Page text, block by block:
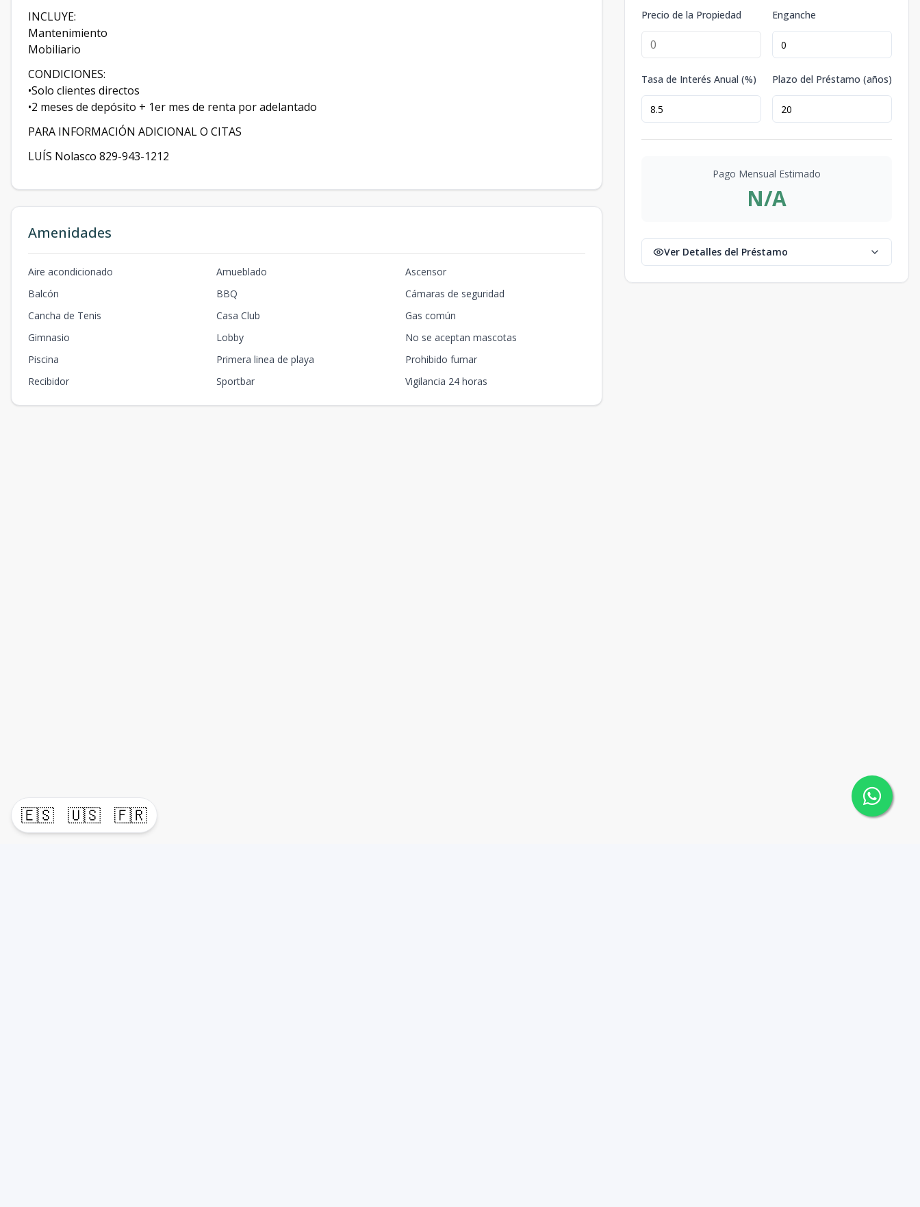
🇪🇸 🇺🇸 🇫🇷
INCLUYE:
Mantenimiento
Mobiliario
CONDICIONES:
•Solo clientes directos
•2 meses de depósito + 1er mes de renta por adelantado
PARA INFORMACIÓN ADICIONAL O CITAS
LUÍS Nolasco 829-943-1212
Amenidades
Aire acondicionado Amueblado
Ascensor
Balcón
BBQ
Cámaras de seguridad
Cancha de Tenis
Casa Club
Gas común
Gimnasio
Lobby
No se aceptan mascotas
Piscina
Primera linea de playa
Prohibido fumar
Recibidor
Sportbar Vigilancia 24 horas
Precio de la Propiedad Enganche
Tasa de Interés Anual (%) Plazo del Préstamo (años)
Pago Mensual Estimado
N/A
Ver Detalles del Préstamo